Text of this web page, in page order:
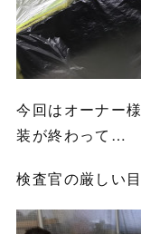
今回はオーナー
装が終わって…
検査官の厳しい